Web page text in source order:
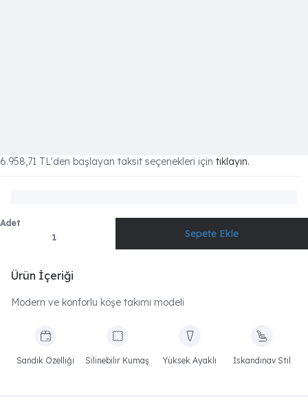
6.958,71 TL'den başlayan taksit seçenekleri için tıklayın.
Adet
Ürün İçeriği
Modern ve konforlu köşe takımı modeli
Sandık Özelliği Silinebilir Kumaş Yüksek Ayaklı İskandinav Stil